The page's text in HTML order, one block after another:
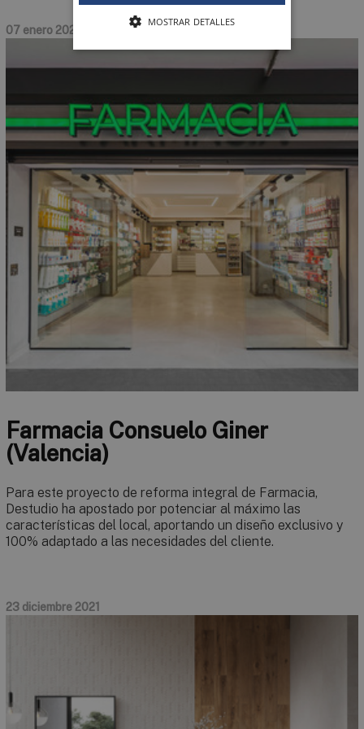
07 enero 2022
Farmacia Consuelo Giner
(Valencia)
Para este proyecto de reforma integral de Farmacia,
Destudio ha apostado por potenciar al máximo las
características del local, aportando un diseño exclusivo y
100% adaptado a las necesidades del cliente.
23 diciembre 2021
MOSTRAR DETALLES